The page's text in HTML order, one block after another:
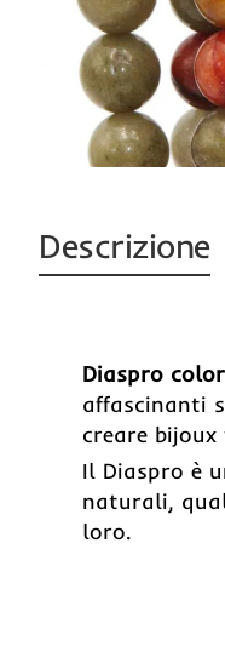
Descrizione
Diaspro
affascinanti
creare
Il Diaspro è
naturali,
loro.